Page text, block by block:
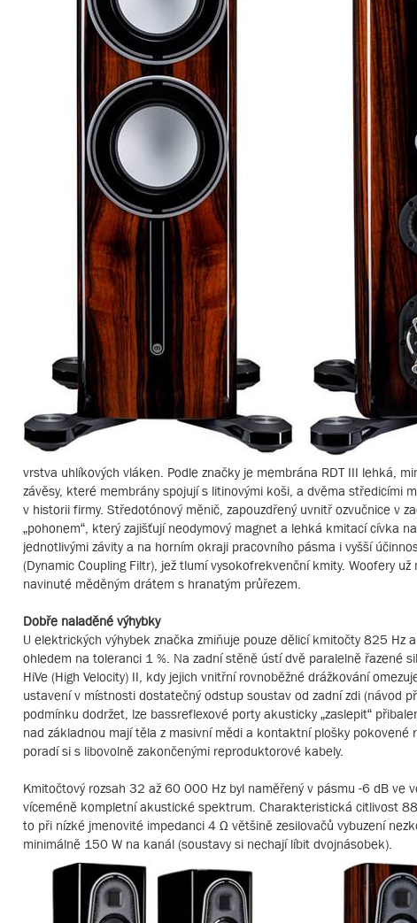
vrstva uhlíkových vláken. Podle značky je membrána RDT III lehká,
závěsy, které membrány spojují s litinovými koši, a dvěma středicími
v historii firmy. Středotónový měnič, zapouzdřený uvnitř ozvučnice v
„pohonem“, který zajišťují neodymový magnet a lehká kmitací cívka
jednotlivými závity a na horním okraji pracovního pásma i vyšší
(Dynamic Coupling Filtr), jež tlumí vysokofrekvenční kmity. Woofery
navinuté měděným drátem s hranatým průřezem.
Dobře naladěné výhybky
U elektrických výhybek značka zmiňuje pouze dělicí kmitočty 825
ohledem na toleranci 1 %. Na zadní stěně ústí dvě paralelně řazené
HiVe (High Velocity) II, kdy jejich vnitřní rovnoběžné drážkování
ustavení v místnosti dostatečný odstup soustav od zadní zdi (návod
podmínku dodržet, lze bassreflexové porty akusticky „zaslepit“
nad základnou mají těla z masivní mědi a kontaktní plošky
poradí si s libovolně zakončenými reproduktorové kabely.
Kmitočtový rozsah 32 až 60 000 Hz byl naměřený v pásmu -6 dB
víceméně kompletní akustické spektrum. Charakteristická citlivost
to při nízké jmenovité impedanci 4 Ω většině zesilovačů vybuzení
minimálně 150 W na kanál (soustavy si nechají líbit dvojnásobek).